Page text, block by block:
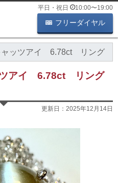
平日・祝日 10:00〜19:00
フリーダイヤル
ャッツアイ 6.78ct リング
ツアイ 6.78ct リング
更新日： 2025年12月14日